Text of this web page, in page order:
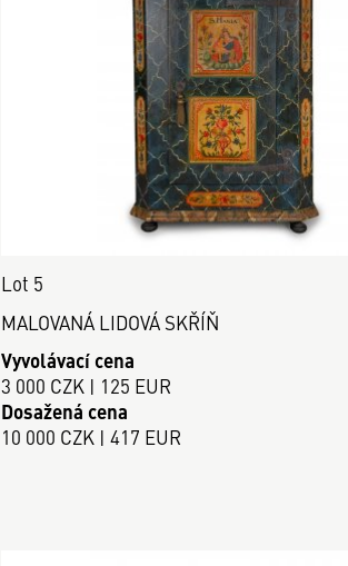
Lot 5
MALOVANÁ LIDOVÁ SKŘÍŇ
Vyvolávací cena
3 000 CZK | 125 EUR
Dosažená cena
10 000 CZK | 417 EUR